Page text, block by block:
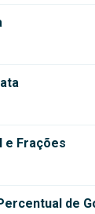
e Frações
de